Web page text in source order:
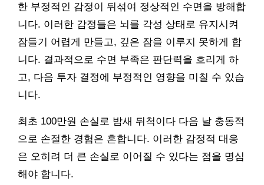
한 부정적인 감정이 뒤섞여 정상적인 수면을 방해합
니다. 이러한 감정들은 뇌를 각성 상태로 유지시켜
잠들기 어렵게 만들고, 깊은 잠을 이루지 못하게 합
니다. 결과적으로 수면 부족은 판단력을 흐리게 하
고, 다음 투자 결정에 부정적인 영향을 미칠 수 있습
니다.
최초 100만원 손실로 밤새 뒤척이다 다음 날 충동적
으로 손절한 경험은 흔합니다. 이러한 감정적 대응
은 오히려 더 큰 손실로 이어질 수 있다는 점을 명심
해야 합니다.